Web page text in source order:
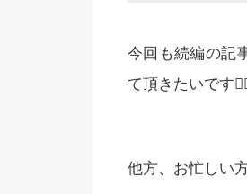
今回も続編の記
て頂きたいです
他方、お忙しい